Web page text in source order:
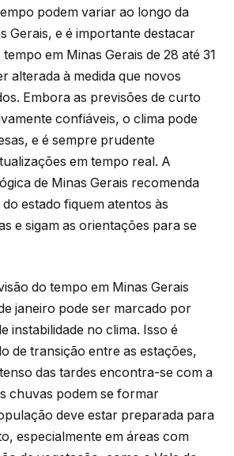
podem variar ao longo da
Gerais, e é importante destacar
em Minas Gerais de 28 até 31
alterada à medida que novos
Embora as previsões de curto
confiáveis, o clima pode
e é sempre prudente
em tempo real. A
de Minas Gerais recomenda
estado fiquem atentos às
e sigam as orientações para se
do tempo em Minas Gerais
janeiro pode ser marcado por
instabilidade no clima. Isso é
de transição entre as estações,
das tardes encontra-se com a
chuvas podem se formar
deve estar preparada para
especialmente em áreas com